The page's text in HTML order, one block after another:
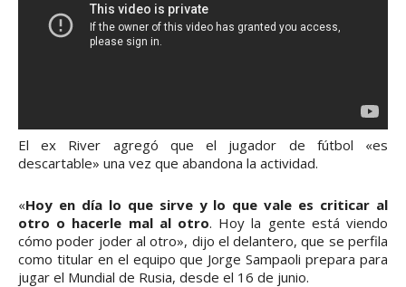
El ex River agregó que el jugador de fútbol «es
descartable» una vez que abandona la actividad.
«Hoy en día lo que sirve y lo que vale es criticar al
otro o hacerle mal al otro. Hoy la gente está viendo
cómo poder joder al otro», dijo el delantero, que se perfila
como titular en el equipo que Jorge Sampaoli prepara para
jugar el Mundial de Rusia, desde el 16 de junio.